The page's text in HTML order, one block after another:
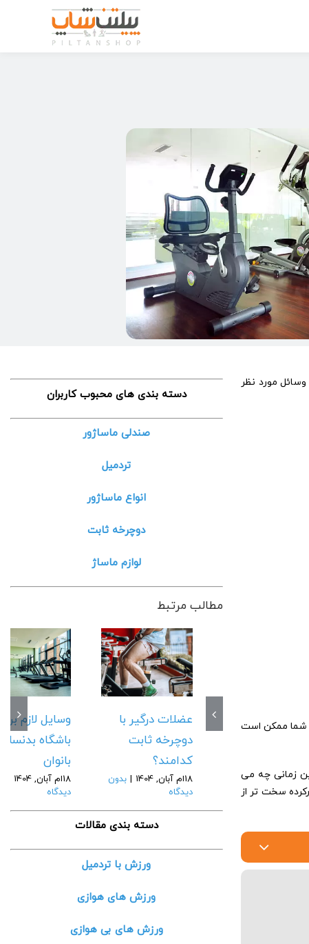
مورد نظر
شما ممکن است
زمانی چه می
سخت تر از
دسته بندی های محبوب کاربران
صندلی ماساژور
تردمیل
انواع ماساژور
دوچرخه ثابت
لوازم ماساژ
مطالب مرتبط
عضلات درگیر با
دوچرخه ثابت
کدامند؟
18ام آبان, 1404 | بدون
دیدگاه
وسایل لازم
باشگاه
بانوان
18ام آبان, 1404
دیدگاه
دسته بندی مقالات
ورزش با تردمیل
ورزش های هوازی
ورزش های بی هوازی